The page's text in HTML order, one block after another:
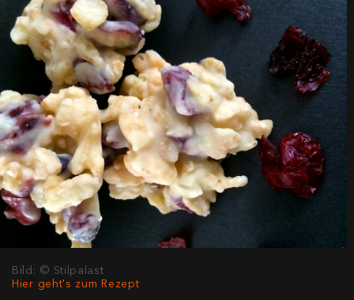
Bild: © Stilpalast
Hier geht's zum Rezept